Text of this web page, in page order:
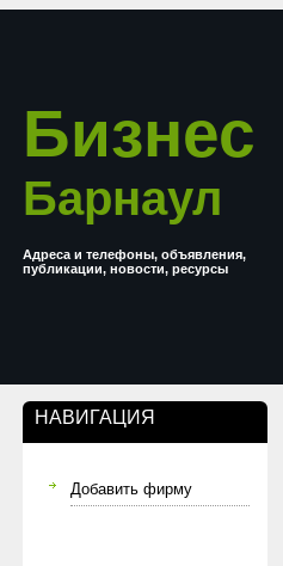
Бизнес
Барнаул
Адреса и телефоны, объявления,
публикации, новости, ресурсы
НАВИГАЦИЯ
Добавить фирму